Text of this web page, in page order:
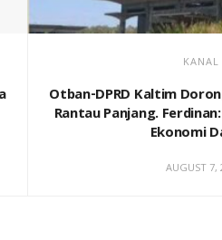
KANAL
Otban-DPRD Kaltim
Rantau Panjang.
Ekonomi
AUGUST 7,